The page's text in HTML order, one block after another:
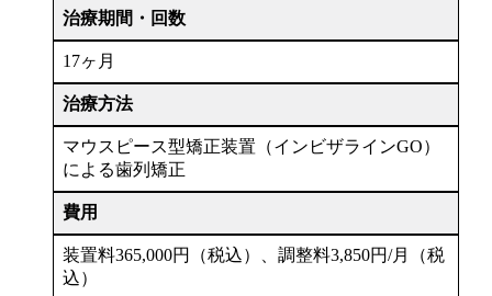
治療期間・回数
17ヶ月
治療方法
マウスピース型矯正装置（インビザラインGO）
による歯列矯正
費用
装置料365,000円（税込）、調整料3,850円/月（税
込）